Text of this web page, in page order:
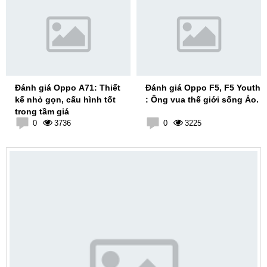
Đánh giá Oppo A71: Thiết
kế nhỏ gọn, cấu hình tốt
trong tầm giá
0 3736
Đánh giá Oppo F5, F5 Youth
: Ông vua thế giới sống Ảo.
0 3225